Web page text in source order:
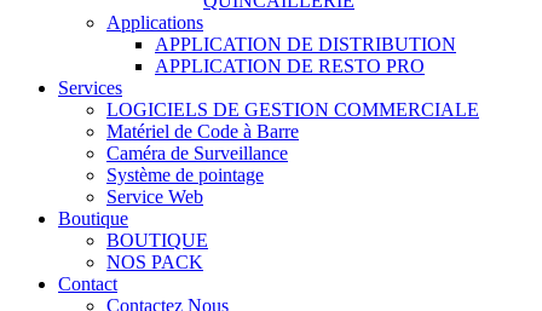
Applications
APPLICATION DE DISTRIBUTION
APPLICATION DE RESTO PRO
Services
LOGICIELS DE GESTION COMMERCIALE
Matériel de Code à Barre
Caméra de Surveillance
Système de pointage
Service Web
Boutique
BOUTIQUE
NOS PACK
Contact
Contactez Nous